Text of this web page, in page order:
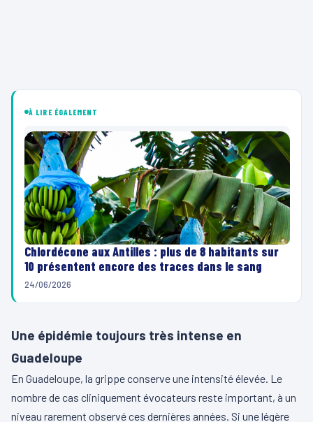
À LIRE ÉGALEMENT
Chlordécone aux Antilles : plus de 8 habitants sur
10 présentent encore des traces dans le sang
24/06/2026
Une épidémie toujours très intense en
Guadeloupe
En Guadeloupe, la grippe conserve une intensité élevée. Le
nombre de cas cliniquement évocateurs reste important, à un
niveau rarement observé ces dernières années. Si une légère